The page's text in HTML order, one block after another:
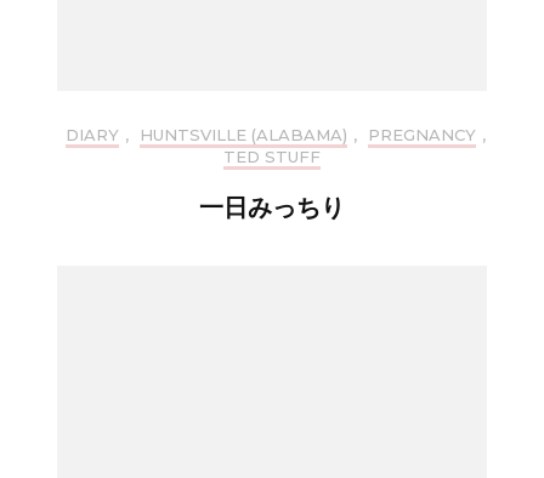
DIARY , HUNTSVILLE (ALABAMA) , PREGNANCY ,
TED STUFF
一日みっちり